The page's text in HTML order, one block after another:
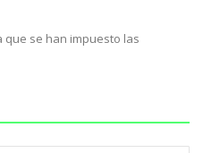
se han impuesto las